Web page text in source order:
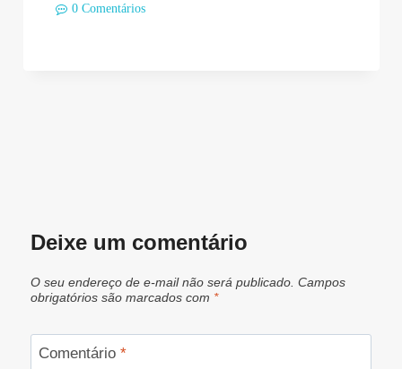
0 Comentários
Deixe um comentário
O seu endereço de e-mail não será publicado. Campos
obrigatórios são marcados com *
Comentário *